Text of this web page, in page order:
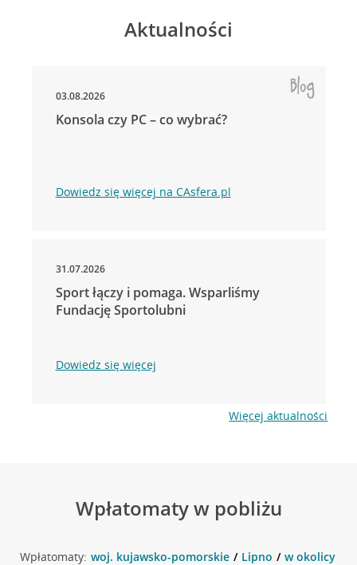
Aktualności
03.08.2026
Konsola czy PC – co wybrać?
Dowiedz się więcej na CAsfera.pl
31.07.2026
Sport łączy i pomaga. Wsparliśmy
Fundację Sportolubni
Dowiedz się więcej
Więcej aktualności
Wpłatomaty w pobliżu
Wpłatomaty: woj. kujawsko-pomorskie Lipno w okolicy ul.